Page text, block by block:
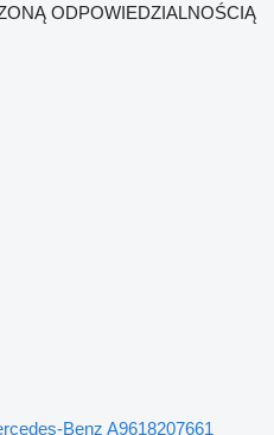
ODPOWIEDZIALNOŚCIĄ
Benz A9618207661